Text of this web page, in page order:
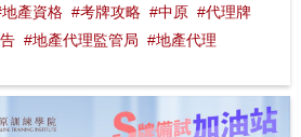
產資格 #考牌攻略 #中原 #代理牌
#地產代理監管局 #地產代理